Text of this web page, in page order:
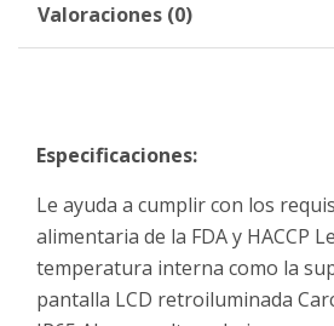
Valoraciones (0)
Especificaciones:
Le ayuda a cumplir con los
alimentaria de la FDA y HACCP
temperatura interna como la
pantalla LCD retroiluminada